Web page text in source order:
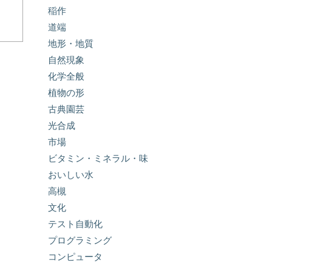
稲作
道端
地形・地質
自然現象
化学全般
植物の形
古典園芸
光合成
市場
ビタミン・ミネラル・味
おいしい水
高槻
文化
テスト自動化
プログラミング
コンピュータ